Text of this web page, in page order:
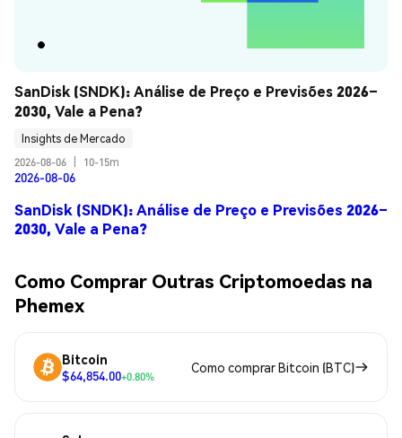
SanDisk (SNDK): Análise de Preço e Previsões 2026–
2030, Vale a Pena?
Insights de Mercado
2026-08-06
10-15m
2026-08-06
SanDisk (SNDK): Análise de Preço e Previsões 2026–
2030, Vale a Pena?
Como Comprar Outras Criptomoedas na
Phemex
Bitcoin
$64,854.00+0.80%
Como comprar Bitcoin (BTC)